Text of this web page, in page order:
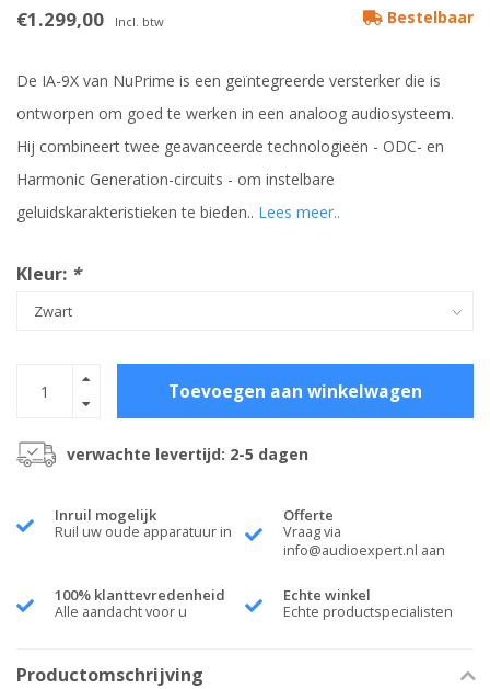
€1.299,00 Incl. btw Bestelbaar
De IA-9X van NuPrime is een geïntegreerde versterker die is
ontworpen om goed te werken in een analoog audiosysteem.
Hij combineert twee geavanceerde technologieën - ODC- en
Harmonic Generation-circuits - om instelbare
geluidskarakteristieken te bieden.. Lees meer..
Kleur: *
Toevoegen aan winkelwagen
verwachte levertijd: 2-5 dagen
Inruil mogelijk
Ruil uw oude apparatuur in
Offerte
Vraag via
info@audioexpert.nl aan
100% klanttevredenheid
Alle aandacht voor u
Echte winkel
Echte productspecialisten
Productomschrijving